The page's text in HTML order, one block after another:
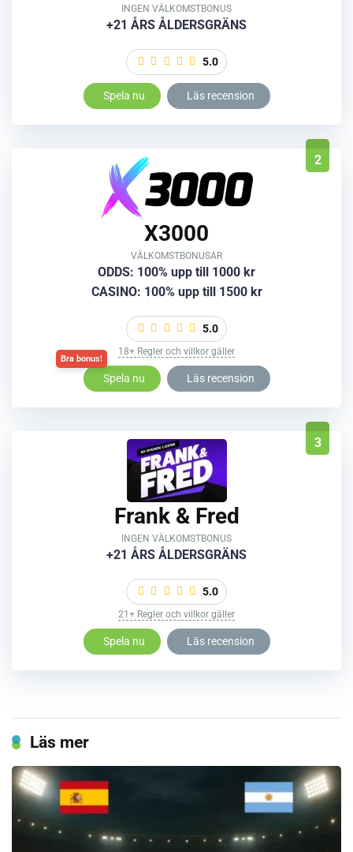
INGEN VÄLKOMSTBONUS
+21 ÅRS ÅLDERSGRÄNS
5.0
Spela nu Läs recension
2
X3000
VÄLKOMSTBONUSAR
ODDS: 100% upp till 1000 kr
CASINO: 100% upp till 1500 kr
5.0
18+ Regler och villkor gäller
Spela nu Läs recension
3
Frank & Fred
INGEN VÄLKOMSTBONUS
+21 ÅRS ÅLDERSGRÄNS
5.0
21+ Regler och villkor gäller
Spela nu Läs recension
Läs mer